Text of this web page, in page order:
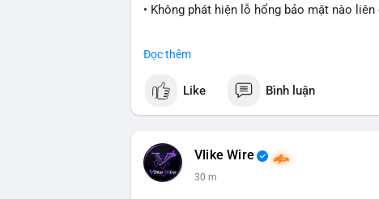
• Không phát hiện lỗ hổng bảo mật nào
#vlikevn #titanbot
📰 Nguồn: Cointelegraph
Đọc thêm
Like Bình luận
Vlike Wire
30 m